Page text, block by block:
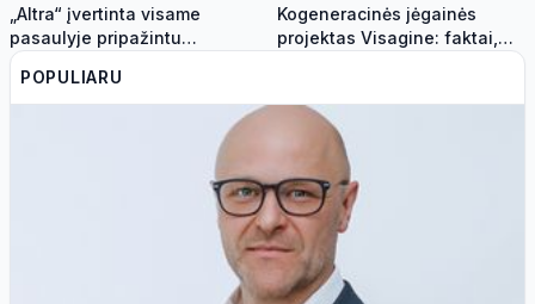
„Altra“ įvertinta visame
pasaulyje pripažintu
geriausio darbdavio
sertifikatu
Kogeneracinės jėgainės
projektas Visagine: faktai,
POPULIARU